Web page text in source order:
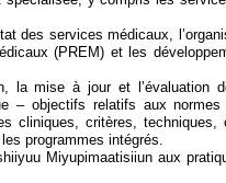
des services médicaux,
(PREM) et les
la mise à jour et l’évaluation
– objectifs relatifs aux
cliniques, critères, techniques,
programmes intégrés.
Miyupimaatisiiun aux